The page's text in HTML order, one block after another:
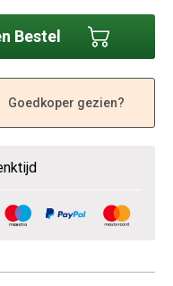
Bestel
Goedkoper gezien?